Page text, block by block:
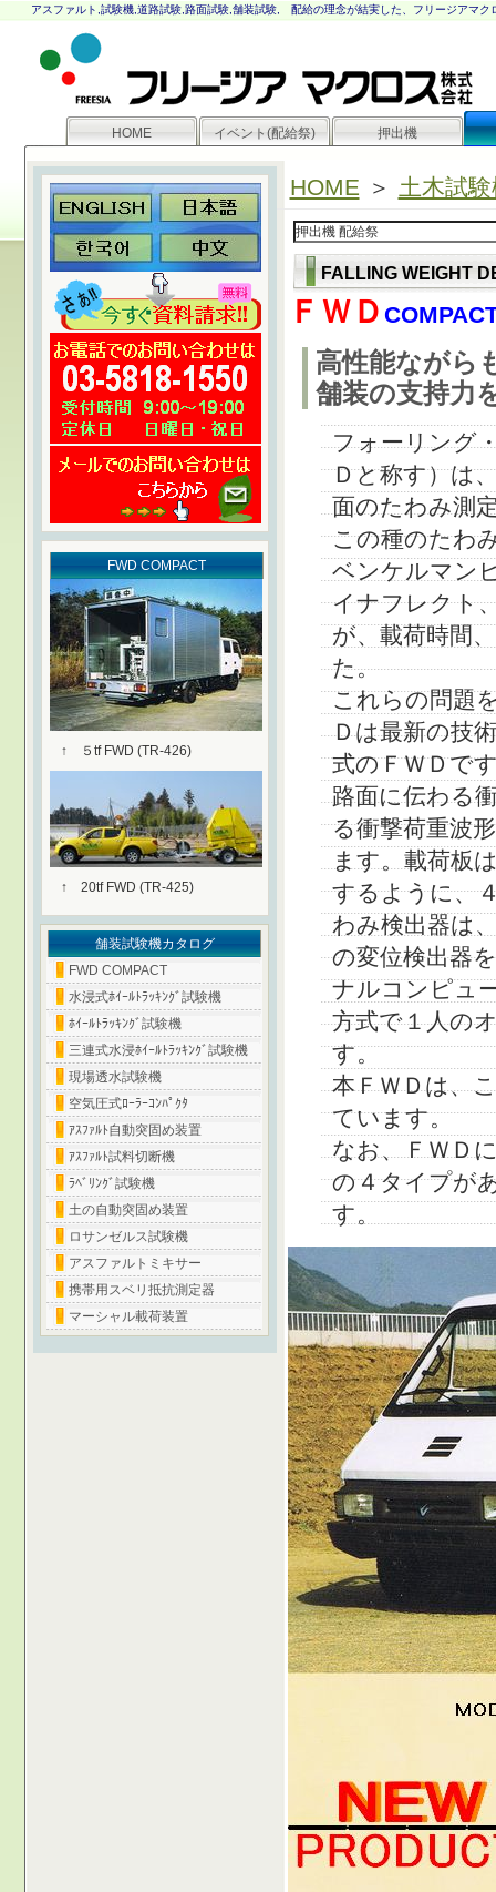
アスファルト,試験機,道路試験,路面試験,舗装試験, 配給の理念が結実した、フリージアマク
HOME イベント(配給祭) 押出機
HOME ＞ 土木試
FALLING WEIGHT
ＦＷＤ
高性能ながら
舗装の支持力
フォーリング
Ｄと称す）は
面のたわみ測
この種のたわ
ベンケルマン
イナフレクト
が、載荷時間
た。
これらの問題
Ｄは最新の技
式のＦＷＤで
路面に伝わる
る衝撃荷重波
ます。載荷板
するように、
わみ検出器は
の変位検出器
ナルコンピュ
方式で１人の
す。
本ＦＷＤは、
ています。
なお、ＦＷＤ
の４タイプが
す。
FWD COMPACT
↑ ５tf FWD (TR-426)
↑ 20tf FWD (TR-425)
舗装試験機カタログ
FWD COMPACT
水浸式ﾎｲｰﾙﾄﾗｯｷﾝｸﾞ試験機
ﾎｲｰﾙﾄﾗｯｷﾝｸﾞ試験機
三連式水浸ﾎｲｰﾙﾄﾗｯｷﾝｸﾞ試験機
現場透水試験機
空気圧式ﾛｰﾗｰｺﾝﾊﾟｸﾀ
ｱｽﾌｧﾙﾄ自動突固め装置
ｱｽﾌｧﾙﾄ試料切断機
ﾗﾍﾞﾘﾝｸﾞ試験機
土の自動突固め装置
ロサンゼルス試験機
アスファルトミキサー
携帯用スベリ抵抗測定器
マーシャル載荷装置